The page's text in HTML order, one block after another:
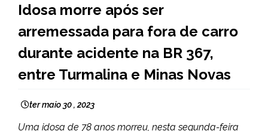
MINAS
GERAIS
Idosa morre após ser
arremessada para fora de carro
durante acidente na BR 367,
entre Turmalina e Minas Novas
ter maio 30 , 2023
Uma idosa de 78 anos morreu, nesta segunda-feira